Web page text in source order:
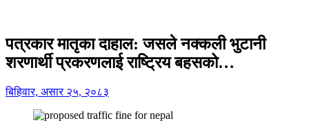
पत्रकार मातृका दाहाल: जसले नक्कली भुटानी
शरणार्थी प्रकरणलाई राष्ट्रिय बहसको…
बिहिवार, असार २५, २०८३